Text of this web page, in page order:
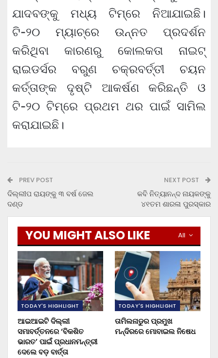
ଯାଦବଙ୍କୁ ମଧ୍ୟ ଟିମ୍‌ରେ ନିଆଯାଇଛି।
ଟି-୨୦ ମ୍ୟାଚ୍‌ରେ ଉନ୍ନତ ପ୍ରଦର୍ଶନ
କରିଥିବା କାରଣରୁ କୋଲକତା ନାଇଟ୍
ରାଇଡର୍ସର ବରୁଣ ଚକ୍ରବର୍ତ୍ତୀ ଚୟନ
କର୍ତ୍ତାଙ୍କ ଦୃଷ୍ଟି ଆକର୍ଷଣ କରିଛନ୍ତି ଓ
ଟି-୨୦ ଟିମ୍‌ରେ ପ୍ରଥମ ଥର ପାଇଁ ସାମିଲ
କରାଯାଇଛି।
PREV POST
ଦିଲ୍ଲୀପ ରାୟଙ୍କୁ ୩ ବର୍ଷ ଜେଲ
ଦଣ୍ଡ
NEXT POST
କବି ନିତ୍ୟାନନ୍ଦ ନାୟକଙ୍କୁ
୪୧ତମ ଶାରଳା ପୁରସ୍କାର
All
YOU MIGHT ALSO LIKE
TODAY'S HIGHLIGHT
ଆଇଆଇଟି ଦିଲ୍ଲୀ
ସମାବର୍ତ୍ତନରେ ‘ବିକଶିତ
ଭାରତ’ ପାଇଁ ପ୍ରଧାନମନ୍ତ୍ରୀ
ଦେଲେ ବଡ଼ ବାର୍ତ୍ତା
TODAY'S HIGHLIGHT
ତାମିଲନାଡୁର ପ୍ରମୁଖ
ମନ୍ଦିରରେ ମୋବାଇଲ ନିଷେଧ